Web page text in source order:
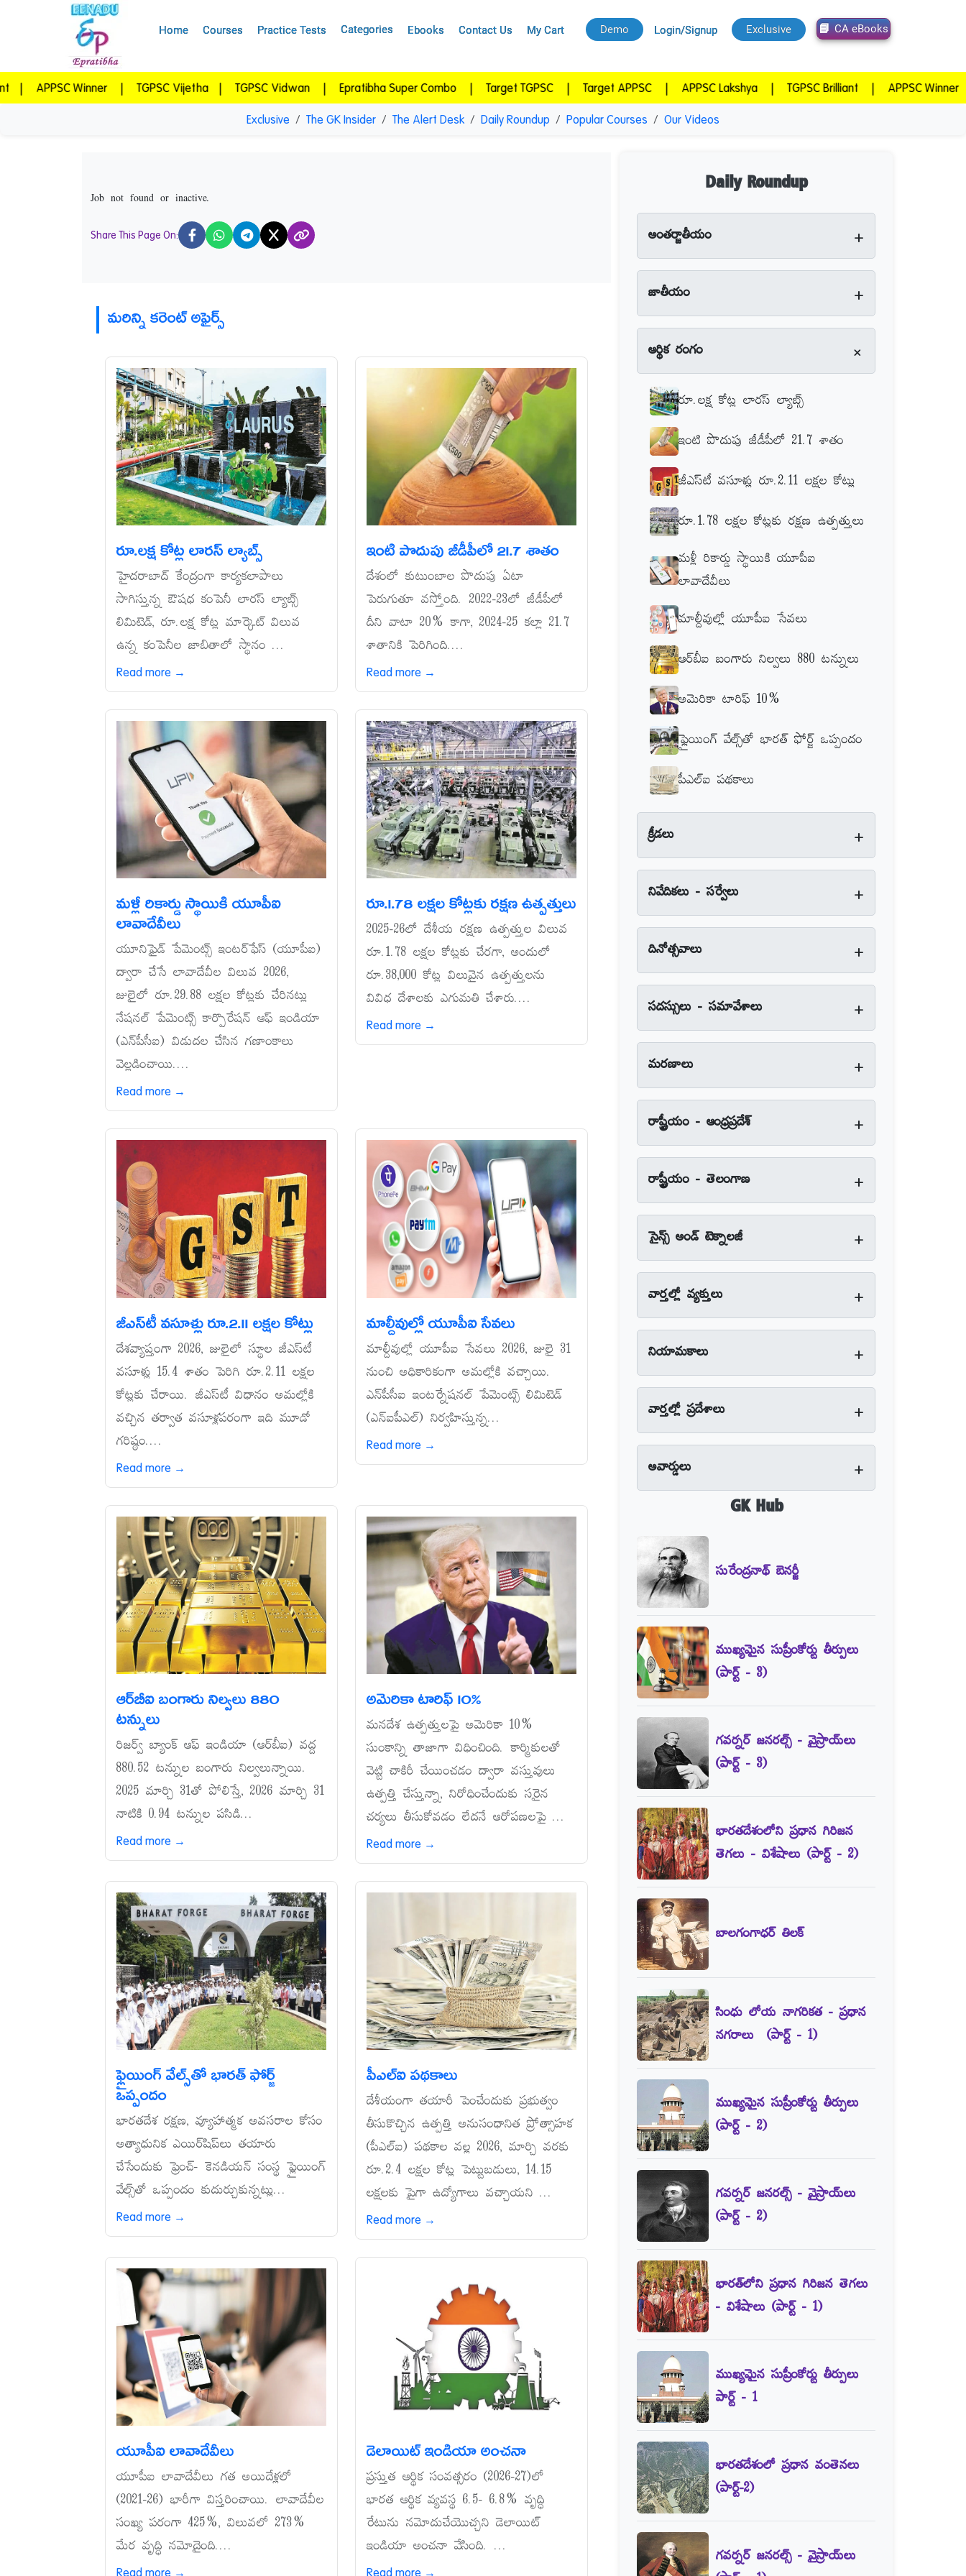
Exclusive The GK Insider The Alert Desk Daily Roundup Popular Courses Our Videos
Job not found or inactive.
Share This Page On: X
మరిన్ని కరెంట్ అఫైర్స్
రూ.లక్ష కోట్ల లారస్‌ ల్యాబ్స్‌
హైదరాబాద్‌ కేంద్రంగా కార్యకలాపాలు
సాగిస్తున్న ఔషధ కంపెనీ లారస్‌ ల్యాబ్స్‌
లిమిటెడ్, రూ.లక్ష కోట్ల మార్కెట్‌ విలువ
ఉన్న కంపెనీల జాబితాలో స్థానం ...
Read more →
ఇంటి పొదుపు జీడీపీలో 21.7 శాతం
దేశంలో కుటుంబాల పొదుపు ఏటా
పెరుగుతూ వస్తోంది. 2022-23లో జీడీపీలో
దీని వాటా 20% కాగా, 2024-25 కల్లా 21.7
శాతానికి పెరిగింది....
Read more →
మళ్లీ రికార్డు స్థాయికి యూపీఐ
లావాదేవీలు
యూనిఫైడ్‌ పేమెంట్స్‌ ఇంటర్‌ఫేస్‌ (యూపీఐ)
ద్వారా చేసే లావాదేవీల విలువ 2026,
జులైలో రూ.29.88 లక్షల కోట్లకు చేరినట్లు
నేషనల్‌ పేమెంట్స్‌ కార్పొరేషన్‌ ఆఫ్‌ ఇండియా
(ఎన్‌పీసీఐ) విడుదల చేసిన గణాంకాలు
వెల్లడించాయి....
Read more →
రూ.1.78 లక్షల కోట్లకు రక్షణ ఉత్పత్తులు
2025-26లో దేశీయ రక్షణ ఉత్పత్తుల విలువ
రూ.1.78 లక్షల కోట్లకు చేరగా, అందులో
రూ.38,000 కోట్ల విలువైన ఉత్పత్తులను
వివిధ దేశాలకు ఎగుమతి చేశారు....
Read more →
జీఎస్‌టీ వసూళ్లు రూ.2.11 లక్షల కోట్లు
దేశవ్యాప్తంగా 2026, జులైలో స్థూల జీఎస్‌టీ
వసూళ్లు 15.4 శాతం పెరిగి రూ.2.11 లక్షల
కోట్లకు చేరాయి. జీఎస్‌టీ విధానం అమల్లోకి
వచ్చిన తర్వాత వసూళ్లపరంగా ఇది మూడో
గరిష్ఠం....
Read more →
మాల్దీవుల్లో యూపీఐ సేవలు
మాల్దీవుల్లో యూపీఐ సేవలు 2026, జులై 31
నుంచి అధికారికంగా అమల్లోకి వచ్చాయి.
ఎన్‌పీసీఐ ఇంటర్నేషనల్‌ పేమెంట్స్‌ లిమిటెడ్‌
(ఎన్‌ఐపీఎల్‌) నిర్వహిస్తున్న...
Read more →
ఆర్‌బీఐ బంగారు నిల్వలు 880
టన్నులు
రిజర్వ్‌ బ్యాంక్‌ ఆఫ్‌ ఇండియా (ఆర్‌బీఐ) వద్ద
880.52 టన్నుల బంగారు నిల్వలున్నాయి.
2025 మార్చి 31తో పోలిస్తే, 2026 మార్చి 31
నాటికి 0.94 టన్నుల పసిడి...
Read more →
అమెరికా టారిఫ్‌ 10%
మనదేశ ఉత్పత్తులపై అమెరికా 10%
సుంకాన్ని తాజాగా విధించింది. కార్మికులతో
వెట్టి చాకిరీ చేయించడం ద్వారా వస్తువులు
ఉత్పత్తి చేస్తున్నా, నిరోధించేందుకు సరైన
చర్యలు తీసుకోవడం లేదనే ఆరోపణలపై ...
Read more →
ఫ్లైయింగ్‌ వేల్స్‌తో భారత్‌ ఫోర్జ్‌
ఒప్పందం
భారతదేశ రక్షణ, వ్యూహాత్మక అవసరాల కోసం
అత్యాధునిక ఎయిర్‌షిప్‌లు తయారు
చేసేందుకు ఫ్రెంచ్‌- కెనడియన్‌ సంస్థ ఫ్లైయింగ్‌
వేల్స్‌తో ఒప్పందం కుదుర్చుకున్నట్లు...
Read more →
పీఎల్‌ఐ పథకాలు
దేశీయంగా తయారీ పెంచేందుకు ప్రభుత్వం
తీసుకొచ్చిన ఉత్పత్తి అనుసంధానిత ప్రోత్సాహక
(పీఎల్‌ఐ) పథకాల వల్ల 2026, మార్చి వరకు
రూ.2.4 లక్షల కోట్ల పెట్టుబడులు, 14.15
లక్షలకు పైగా ఉద్యోగాలు వచ్చాయని ...
Read more →
యూపీఐ లావాదేవీలు
యూపీఐ లావాదేవీలు గత అయిదేళ్లలో
(2021-26) భారీగా విస్తరించాయి. లావాదేవీల
సంఖ్య పరంగా 425%, విలువలో 273%
మేర వృద్ధి నమోదైంది....
Read more →
డెలాయిట్‌ ఇండియా అంచనా
ప్రస్తుత ఆర్థిక సంవత్సరం (2026-27)లో
భారత ఆర్థిక వ్యవస్థ 6.5- 6.8% వృద్ధి
రేటును నమోదుచేయొచ్చని డెలాయిట్‌
ఇండియా అంచనా వేసింది. ...
Read more →
Daily Roundup
అంతర్జాతీయం +
జాతీయం +
ఆర్థిక రంగం +
రూ.లక్ష కోట్ల లారస్‌ ల్యాబ్స్‌
ఇంటి పొదుపు జీడీపీలో 21.7 శాతం
జీఎస్‌టీ వసూళ్లు రూ.2.11 లక్షల కోట్లు
రూ.1.78 లక్షల కోట్లకు రక్షణ ఉత్పత్తులు
మళ్లీ రికార్డు స్థాయికి యూపీఐ
లావాదేవీలు
మాల్దీవుల్లో యూపీఐ సేవలు
ఆర్‌బీఐ బంగారు నిల్వలు 880 టన్నులు
అమెరికా టారిఫ్‌ 10%
ఫ్లైయింగ్‌ వేల్స్‌తో భారత్‌ ఫోర్జ్‌ ఒప్పందం
పీఎల్‌ఐ పథకాలు
క్రీడలు +
నివేదికలు - సర్వేలు +
దినోత్సవాలు +
సదస్సులు - సమావేశాలు +
మరణాలు +
రాష్ట్రీయం - ఆంధ్రప్రదేశ్‌ +
రాష్ట్రీయం - తెలంగాణ +
సైన్స్‌ అండ్‌ టెక్నాలజీ +
వార్తల్లో వ్యక్తులు +
నియామకాలు +
వార్తల్లో ప్రదేశాలు +
అవార్డులు +
GK Hub
సురేంద్రనాథ్‌ బెనర్జీ
ముఖ్యమైన సుప్రీంకోర్టు తీర్పులు
(పార్ట్‌ - 3)
గవర్నర్‌ జనరల్స్‌ - వైస్రాయ్‌లు
(పార్ట్‌ - 3)
భారతదేశంలోని ప్రధాన గిరిజన
తెగలు - విశేషాలు (పార్ట్‌ - 2)
బాలగంగాధర్‌ తిలక్‌
సింధు లోయ నాగరికత - ప్రధాన
నగరాలు (పార్ట్‌ - 1)
ముఖ్యమైన సుప్రీంకోర్టు తీర్పులు
(పార్ట్‌ - 2)
గవర్నర్‌ జనరల్స్‌ - వైస్రాయ్‌లు
(పార్ట్‌ - 2)
భారత్‌లోని ప్రధాన గిరిజన తెగలు
- విశేషాలు (పార్ట్‌ - 1)
ముఖ్యమైన సుప్రీంకోర్టు తీర్పులు
పార్ట్‌ - 1
భారతదేశంలో ప్రధాన వంతెనలు
(పార్ట్‌-2)
గవర్నర్‌ జనరల్స్‌ - వైస్రాయ్‌లు
Home Courses Practice Tests Categories Ebooks Contact Us My Cart Demo Login/Signup Exclusive CA eBooks
Winner | TGPSC Vijetha | TGPSC Vidwan | Epratibha Super Combo | Target TGPSC | Target APPSC | APPSC Lakshya | TGPSC Brilliant | APPSC Winner | TGPSC